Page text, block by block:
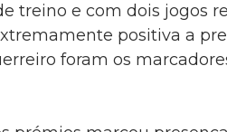
treino e com dois jogos
positiva a
foram os